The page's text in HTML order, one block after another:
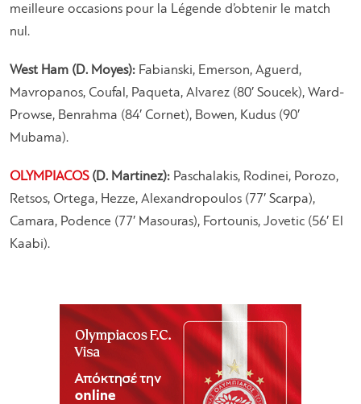
meilleure occasions pour la Légende d’obtenir le match
nul.
West Ham (D. Moyes): Fabianski, Emerson, Aguerd,
Mavropanos, Coufal, Paqueta, Alvarez (80′ Soucek), Ward-
Prowse, Benrahma (84′ Cornet), Bowen, Kudus (90′
Mubama).
OLYMPIACOS(D. Martinez): Paschalakis, Rodinei, Porozo,
Retsos, Ortega, Hezze, Alexandropoulos (77′ Scarpa),
Camara, Podence (77′ Masouras), Fortounis, Jovetic (56′ El
Kaabi).